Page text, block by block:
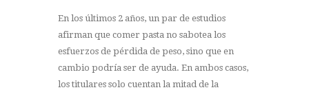
En los últimos 2 años, un par de estudios
afirman que comer pasta no sabotea los
esfuerzos de pérdida de peso, sino que en
cambio podría ser de ayuda. En ambos casos,
los titulares solo cuentan la mitad de la